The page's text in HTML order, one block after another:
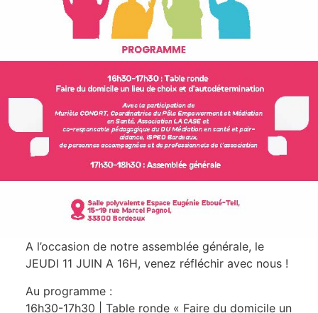
A l’occasion de notre assemblée générale, le
JEUDI 11 JUIN A 16H, venez réfléchir avec nous !
Au programme :
16h30-17h30 | Table ronde « Faire du domicile un